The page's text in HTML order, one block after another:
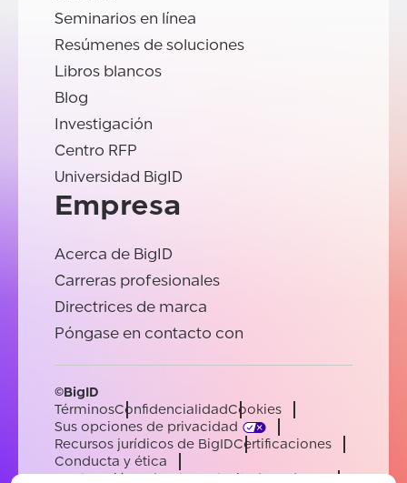
Seminarios en línea
Resúmenes de soluciones
Libros blancos
Blog
Investigación
Centro RFP
Universidad BigID
Empresa
Acerca de BigID
Carreras profesionales
Directrices de marca
Póngase en contacto con
©BigID
TérminosConfidencialidadCookies
Sus opciones de privacidad
Recursos jurídicos de BigIDCertificaciones
Conducta y ética
Declaración sobre la esclavitud moderna